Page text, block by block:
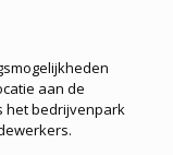
aan de
het bedrijvenpark